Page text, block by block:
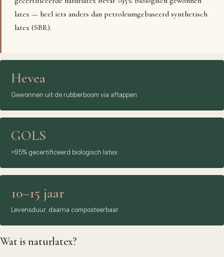
latex — heel iets anders dan petroleumgebaseerd synthetisch
latex (SBR).
Hevea
Gewonnen uit de rubberboom via aftappen
GOLS
>95% gecertificeerd biologisch latex
10–15 jaar
Levensduur, daarna composteerbaar
Wat is naturlatex?